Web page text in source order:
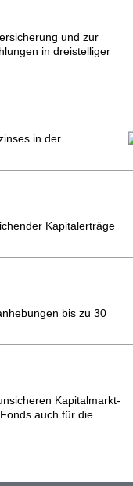
und zur
in dreistelliger
in der
Kapitalerträge
bis zu 30
Kapitalmarkt-
auch für die